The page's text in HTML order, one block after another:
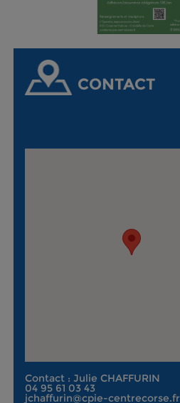
CONTACT
Contact : Julie CHAFFURIN
04 95 61 03 43
jchaffurin@cpie-centrecorse.fr